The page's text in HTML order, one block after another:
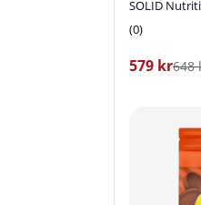
SOLID
0
579 kr648